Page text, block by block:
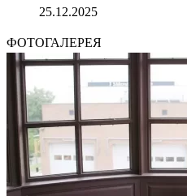
25.12.2025
ФОТОГАЛЕРЕЯ